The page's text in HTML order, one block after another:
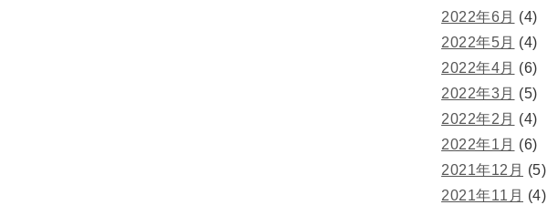
2022年6月 (4)
2022年5月 (4)
2022年4月 (6)
2022年3月 (5)
2022年2月 (4)
2022年1月 (6)
2021年12月 (5)
2021年11月 (4)